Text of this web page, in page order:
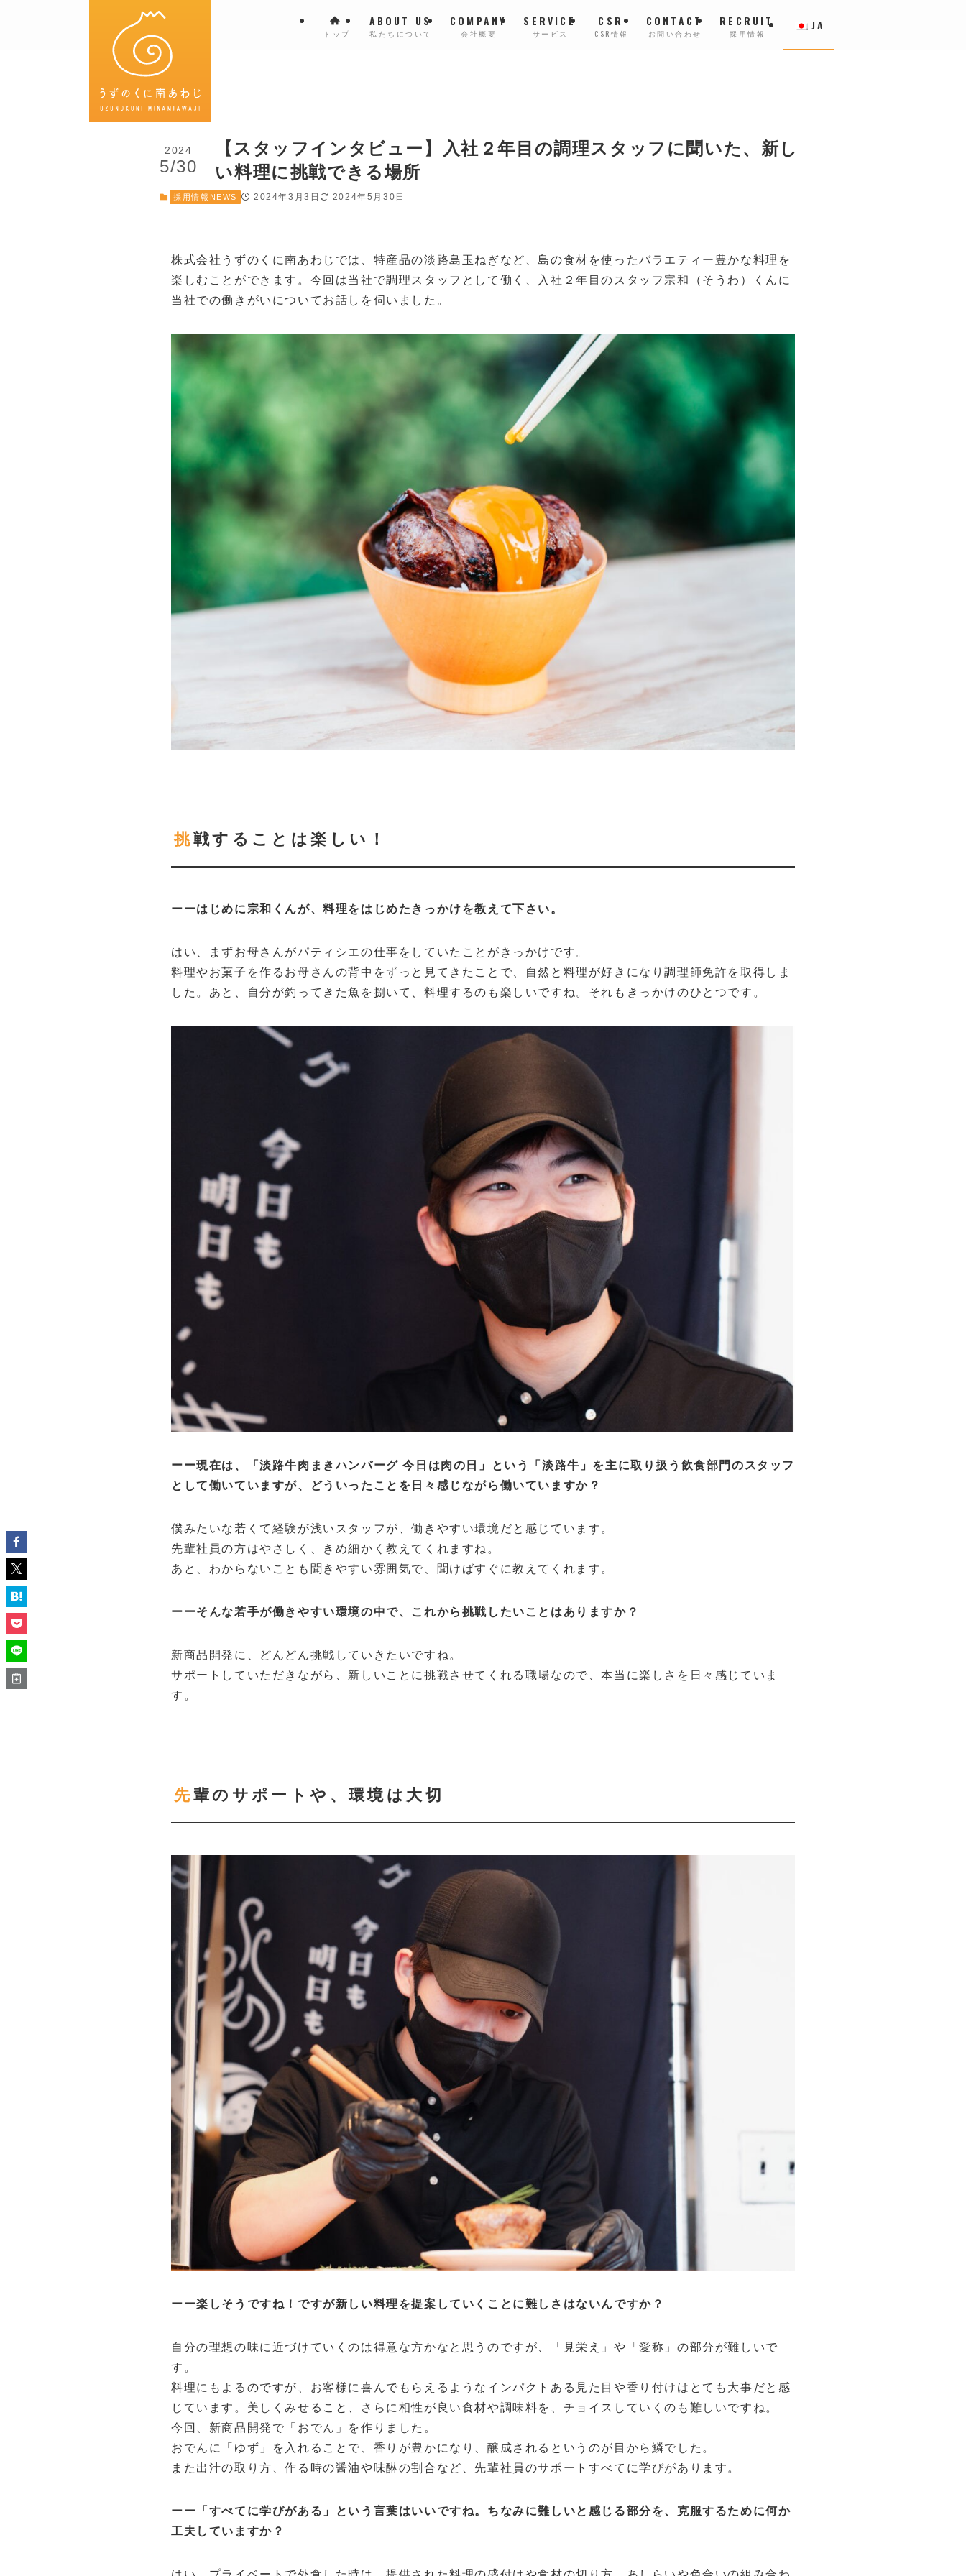
トップ
ABOUT US
私たちについて
COMPANY
会社概要
SERVICE
サービス
CSR
CSR情報
CONTACT
お問い合わせ
RECRUIT
採用情報
JA
【スタッフインタビュー】入社２年目の調理スタッフに聞いた、新し
い料理に挑戦できる場所
2024
5/30
採用情報NEWS 2024年3月3日 2024年5月30日
株式会社うずのくに南あわじでは、特産品の淡路島玉ねぎなど、島の食材を使ったバラエティー豊かな料理を
楽しむことができます。今回は当社で調理スタッフとして働く、入社２年目のスタッフ宗和（そうわ）くんに
当社での働きがいについてお話しを伺いました。
挑戦することは楽しい！
ーーはじめに宗和くんが、料理をはじめたきっかけを教えて下さい。
はい、まずお母さんがパティシエの仕事をしていたことがきっかけです。
料理やお菓子を作るお母さんの背中をずっと見てきたことで、自然と料理が好きになり調理師免許を取得しま
した。あと、自分が釣ってきた魚を捌いて、料理するのも楽しいですね。それもきっかけのひとつです。
ーー現在は、「淡路牛肉まきハンバーグ 今日は肉の日」という「淡路牛」を主に取り扱う飲食部門のスタッフ
として働いていますが、どういったことを日々感じながら働いていますか？
僕みたいな若くて経験が浅いスタッフが、働きやすい環境だと感じています。
先輩社員の方はやさしく、きめ細かく教えてくれますね。
あと、わからないことも聞きやすい雰囲気で、聞けばすぐに教えてくれます。
ーーそんな若手が働きやすい環境の中で、これから挑戦したいことはありますか？
新商品開発に、どんどん挑戦していきたいですね。
サポートしていただきながら、新しいことに挑戦させてくれる職場なので、本当に楽しさを日々感じていま
す。
先輩のサポートや、環境は大切
ーー楽しそうですね！ですが新しい料理を提案していくことに難しさはないんですか？
自分の理想の味に近づけていくのは得意な方かなと思うのですが、「見栄え」や「愛称」の部分が難しいで
す。
料理にもよるのですが、お客様に喜んでもらえるようなインパクトある見た目や香り付けはとても大事だと感
じています。美しくみせること、さらに相性が良い食材や調味料を、チョイスしていくのも難しいですね。
今回、新商品開発で「おでん」を作りました。
おでんに「ゆず」を入れることで、香りが豊かになり、醸成されるというのが目から鱗でした。
また出汁の取り方、作る時の醤油や味醂の割合など、先輩社員のサポートすべてに学びがあります。
ーー「すべてに学びがある」という言葉はいいですね。ちなみに難しいと感じる部分を、克服するために何か
工夫していますか？